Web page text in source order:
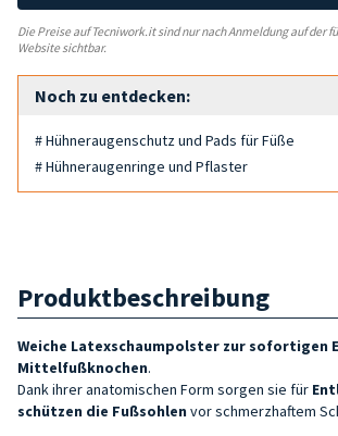
Die Preise auf Tecniwork.it sind nur nach Anmeldung auf der
Website sichtbar.
Noch zu entdecken:
# Hühneraugenschutz und Pads für Füße
# Hühneraugenringe und Pflaster
Produktbeschreibung
Weiche Latexschaumpolster zur sofortigen
Mittelfußknochen.
Dank ihrer anatomischen Form sorgen sie für
schützen die Fußsohlen vor schmerzhaftem